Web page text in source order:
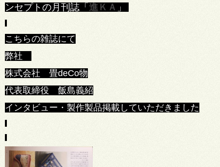
ンセプトの月刊誌「 進ＫＡ 」
こちらの雑誌にて
弊社
株式会社 畳deCo物
代表取締役 飯島義紹
インタビュー・製作製品掲載していただきました